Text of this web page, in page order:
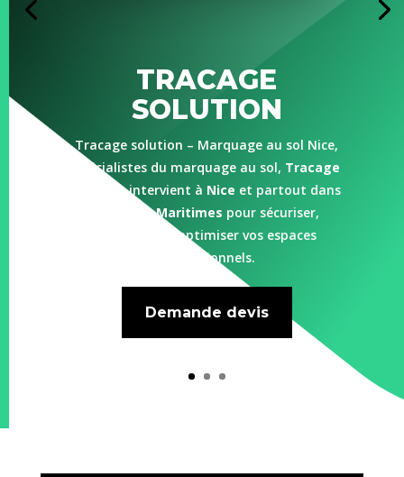
TRACAGE
SOLUTION
Tracage solution – Marquage au sol Nice,
spécialistes du marquage au sol, Tracage
Solutionintervient à Nice et partout dans
Alpes-Maritimes pour sécuriser,
organiser et optimiser vos espaces
professionnels.
Demande devis